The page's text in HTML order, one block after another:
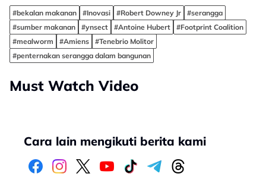
#bekalan makanan #Inovasi #Robert Downey Jr
#serangga
#sumber makanan
#ynsect #Antoine Hubert
#Footprint Coalition
#mealworm
#Amiens
#Tenebrio Molitor
#penternakan serangga dalam bangunan
Must Watch Video
Cara lain mengikuti berita kami